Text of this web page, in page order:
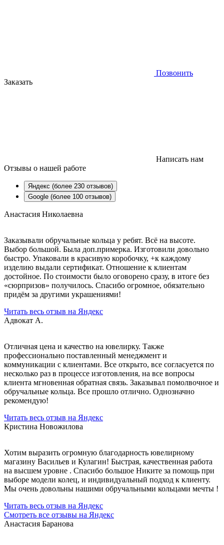
Позвонить
Заказать
Написать нам
Отзывы о нашей работе
Яндекс (более 230 отзывов)
Google (более 100 отзывов)
Анастасия Николаевна
Заказывали обручальные кольца у ребят. Всё на высоте.
Выбор большой. Была доп.примерка. Изготовили довольно
быстро. Упаковали в красивую коробочку, +к каждому
изделию выдали сертификат. Отношение к клиентам
достойное. По стоимости было оговорено сразу, в итоге без
«сюрпризов» получилось. Спасибо огромное, обязательно
придём за другими украшениями!
Читать весь отзыв на Яндекс
Адвокат А.
Отличная цена и качество на ювелирку. Также
профессионально поставленный менеджмент и
коммуникации с клиентами. Все открыто, все согласуется по
несколько раз в процессе изготовления, на все вопросы
клиента мгновенная обратная связь. Заказывал помолвочное и
обручальные кольца. Все прошло отлично. Однозначно
рекомендую!
Читать весь отзыв на Яндекс
Кристина Новожилова
Хотим выразить огромную благодарность ювелирному
магазину Васильев и Кулагин! Быстрая, качественная работа
на высшем уровне . Спасибо большое Никите за помощь при
выборе модели колец, и индивидуальный подход к клиенту.
Мы очень довольны нашими обручальными кольцами мечты !
Читать весь отзыв на Яндекс
Смотреть все отзывы на Яндекс
Анастасия Баранова